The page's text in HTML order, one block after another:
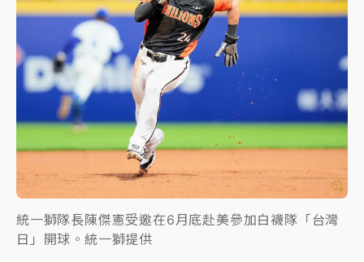
處置制度大變革！ 證交所今起縮短股票「關禁閉」天
數與撮合時間
才續任就飛美國大學面試 清大校長高為元致歉：機會
到來時引起我的好奇
白海豚颱風解除海警 西南風來了！4縣市大雨特報、各
地午後雷雨
分析｜
7月營收甫首破單月9000億元下半年續旺指
NBA｜ 傳奇名帥驚傳離世！曾以「瘋狂籃球」震撼聯
統一獅隊長陳傑憲受邀在6月底赴美參加白襪隊「台灣
日」開球。統一獅提供